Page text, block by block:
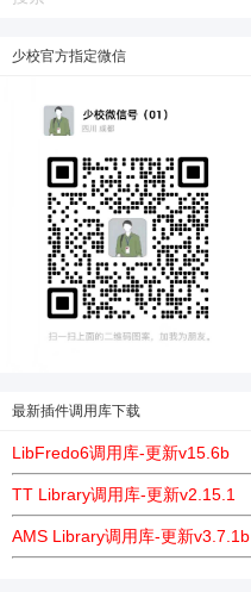
少校官方指定微信
最新插件调用库下载
LibFredo6调用库-更新v15.6b
TT Library调用库-更新v2.15.1
AMS Library调用库-更新v3.7.1b